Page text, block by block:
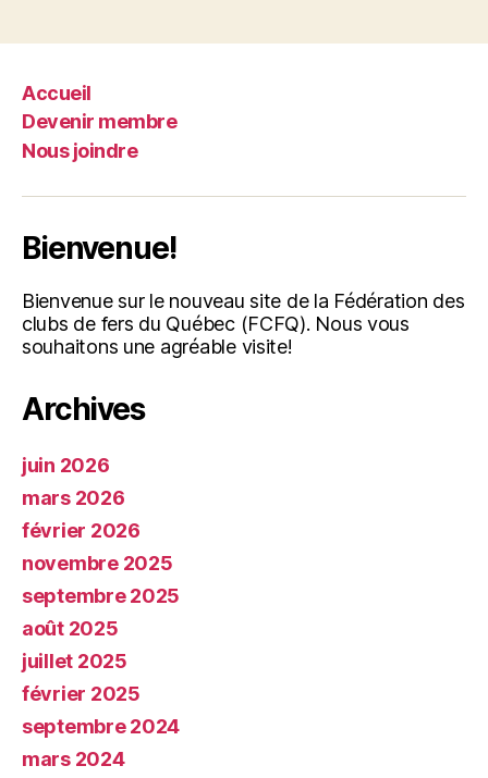
Accueil
Devenir membre
Nous joindre
Bienvenue!
Bienvenue sur le nouveau site de la Fédération des
clubs de fers du Québec (FCFQ). Nous vous
souhaitons une agréable visite!
Archives
juin 2026
mars 2026
février 2026
novembre 2025
septembre 2025
août 2025
juillet 2025
février 2025
septembre 2024
mars 2024